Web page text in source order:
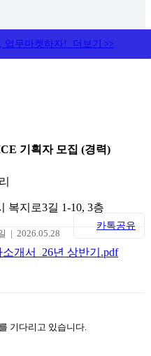
업무마켓하자! 더보기 >>
기획자 모집 (경력)
복지로3길 1-10, 3층
| 2026.05.28
카톡공유
개서_26년 상반기.pdf
기다리고 있습니다.